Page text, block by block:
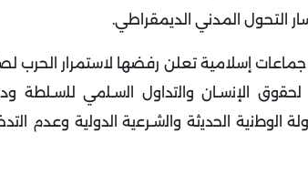
التحول المدني الديمقراطي.
إسلامية تعلن رفضها لاستمرار الحرب
الإﻧﺳـﺎن واﻟﺗداول اﻟﺳـﻠﻣﻲ ﻟﻠﺳـﻠطﺔ
اﻟوطﻧﯾﺔ اﻟﺣدﯾﺛﺔ واﻟﺷـرﻋﯾﺔ اﻟدوﻟﯾﺔ وعدم